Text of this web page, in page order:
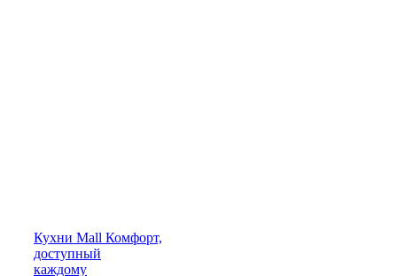
Кухни Mall Комфорт,
доступный
каждому